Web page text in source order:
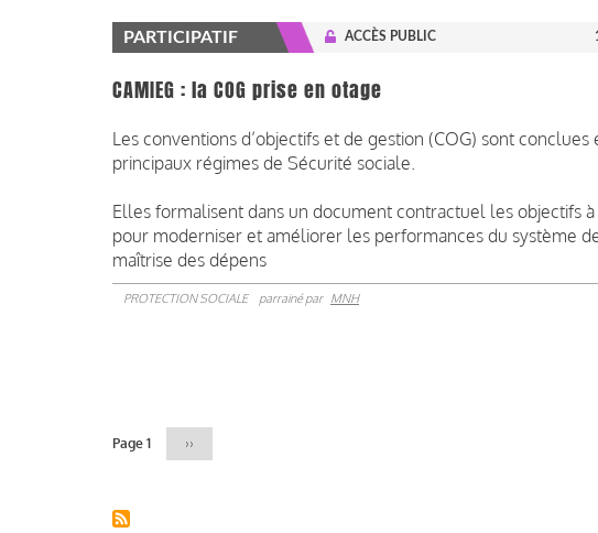
PARTICIPATIF ACCÈS PUBLIC
CAMIEG : la COG prise en otage
Les conventions d’objectifs et de gestion (COG) sont
principaux régimes de Sécurité sociale.
Elles formalisent dans un document contractuel les objectifs
pour moderniser et améliorer les performances du système
maîtrise des dépens
PROTECTION SOCIALE parrainé par MNH
Page 1
Page
suivante
››